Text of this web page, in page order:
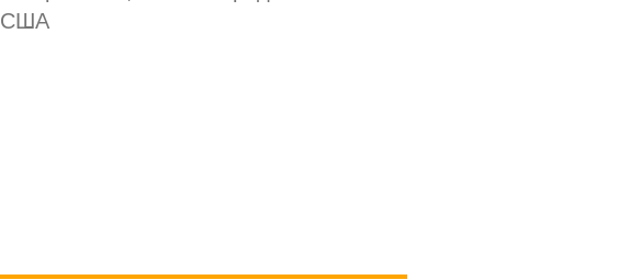
США